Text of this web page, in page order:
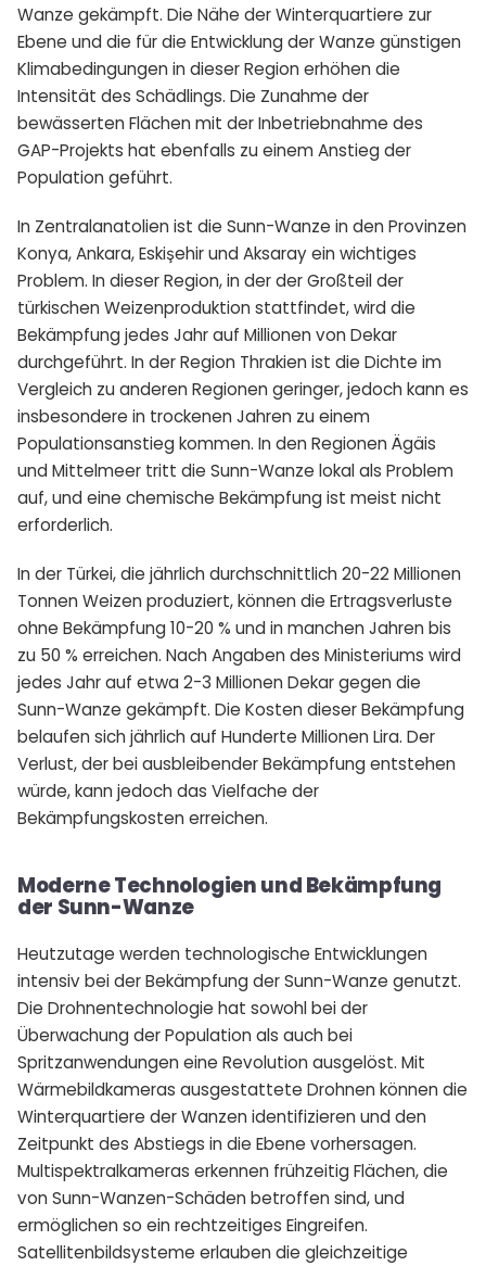
Wanze gekämpft. Die Nähe der Winterquartiere zur
Ebene und die für die Entwicklung der Wanze günstigen
Klimabedingungen in dieser Region erhöhen die
Intensität des Schädlings. Die Zunahme der
bewässerten Flächen mit der Inbetriebnahme des
GAP-Projekts hat ebenfalls zu einem Anstieg der
Population geführt.
In Zentralanatolien ist die Sunn-Wanze in den Provinzen
Konya, Ankara, Eskişehir und Aksaray ein wichtiges
Problem. In dieser Region, in der der Großteil der
türkischen Weizenproduktion stattfindet, wird die
Bekämpfung jedes Jahr auf Millionen von Dekar
durchgeführt. In der Region Thrakien ist die Dichte im
Vergleich zu anderen Regionen geringer, jedoch kann es
insbesondere in trockenen Jahren zu einem
Populationsanstieg kommen. In den Regionen Ägäis
und Mittelmeer tritt die Sunn-Wanze lokal als Problem
auf, und eine chemische Bekämpfung ist meist nicht
erforderlich.
In der Türkei, die jährlich durchschnittlich 20-22 Millionen
Tonnen Weizen produziert, können die Ertragsverluste
ohne Bekämpfung 10-20 % und in manchen Jahren bis
zu 50 % erreichen. Nach Angaben des Ministeriums wird
jedes Jahr auf etwa 2-3 Millionen Dekar gegen die
Sunn-Wanze gekämpft. Die Kosten dieser Bekämpfung
belaufen sich jährlich auf Hunderte Millionen Lira. Der
Verlust, der bei ausbleibender Bekämpfung entstehen
würde, kann jedoch das Vielfache der
Bekämpfungskosten erreichen.
Moderne Technologien und Bekämpfung
der Sunn-Wanze
Heutzutage werden technologische Entwicklungen
intensiv bei der Bekämpfung der Sunn-Wanze genutzt.
Die Drohnentechnologie hat sowohl bei der
Überwachung der Population als auch bei
Spritzanwendungen eine Revolution ausgelöst. Mit
Wärmebildkameras ausgestattete Drohnen können die
Winterquartiere der Wanzen identifizieren und den
Zeitpunkt des Abstiegs in die Ebene vorhersagen.
Multispektralkameras erkennen frühzeitig Flächen, die
von Sunn-Wanzen-Schäden betroffen sind, und
ermöglichen so ein rechtzeitiges Eingreifen.
Satellitenbildsysteme erlauben die gleichzeitige